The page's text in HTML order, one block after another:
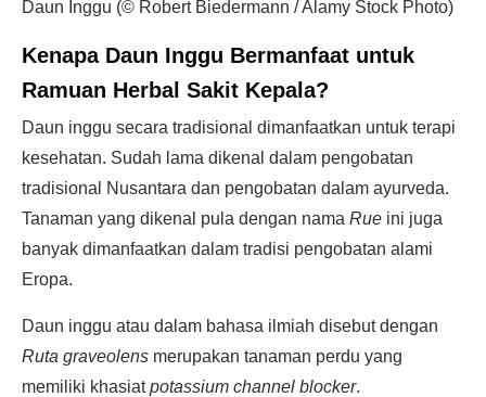
Daun Inggu (© Robert Biedermann / Alamy Stock Photo)
Kenapa Daun Inggu Bermanfaat untuk
Ramuan Herbal Sakit Kepala?
Daun inggu secara tradisional dimanfaatkan untuk terapi
kesehatan. Sudah lama dikenal dalam pengobatan
tradisional Nusantara dan pengobatan dalam ayurveda.
Tanaman yang dikenal pula dengan nama Rue ini juga
banyak dimanfaatkan dalam tradisi pengobatan alami
Eropa.
Daun inggu atau dalam bahasa ilmiah disebut dengan
Ruta graveolens merupakan tanaman perdu yang
memiliki khasiatpotassium channel blocker.